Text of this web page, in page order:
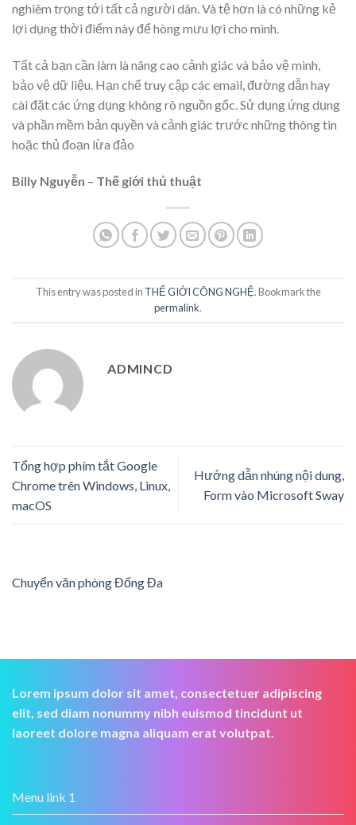
nghiêm trọng tới tất cả người dân. Và tệ hơn là có những kẻ
lợi dụng thời điểm này để hòng mưu lợi cho mình.
Tất cả bạn cần làm là nâng cao cảnh giác và bảo vệ mình,
bảo vệ dữ liệu. Hạn chế truy cập các email, đường dẫn hay
cài đặt các ứng dụng không rõ nguồn gốc. Sử dụng ứng dụng
và phần mềm bản quyền và cảnh giác trước những thông tin
hoặc thủ đoạn lừa đảo
Billy Nguyễn – Thế giới thủ thuật
This entry was posted in THẾ GIỚI CÔNG NGHỆ. Bookmark the
permalink.
ADMINCD
Tổng hợp phím tắt Google
Chrome trên Windows, Linux,
macOS
Hướng dẫn nhúng nội dung,
Form vào Microsoft Sway
Chuyển văn phòng Đống Đa
Lorem ipsum dolor sit amet, consectetuer adipiscing
elit, sed diam nonummy nibh euismod tincidunt ut
laoreet dolore magna aliquam erat volutpat.
Menu link 1